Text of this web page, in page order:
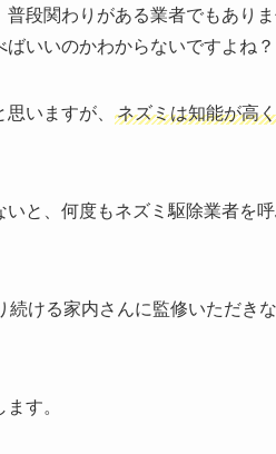
段関わりがある業者でもあり
いいのかわからないですよね？
いますが、
ネズミは知能が高
と、何度もネズミ駆除業者を
ける家内さんに監修いただき
す。